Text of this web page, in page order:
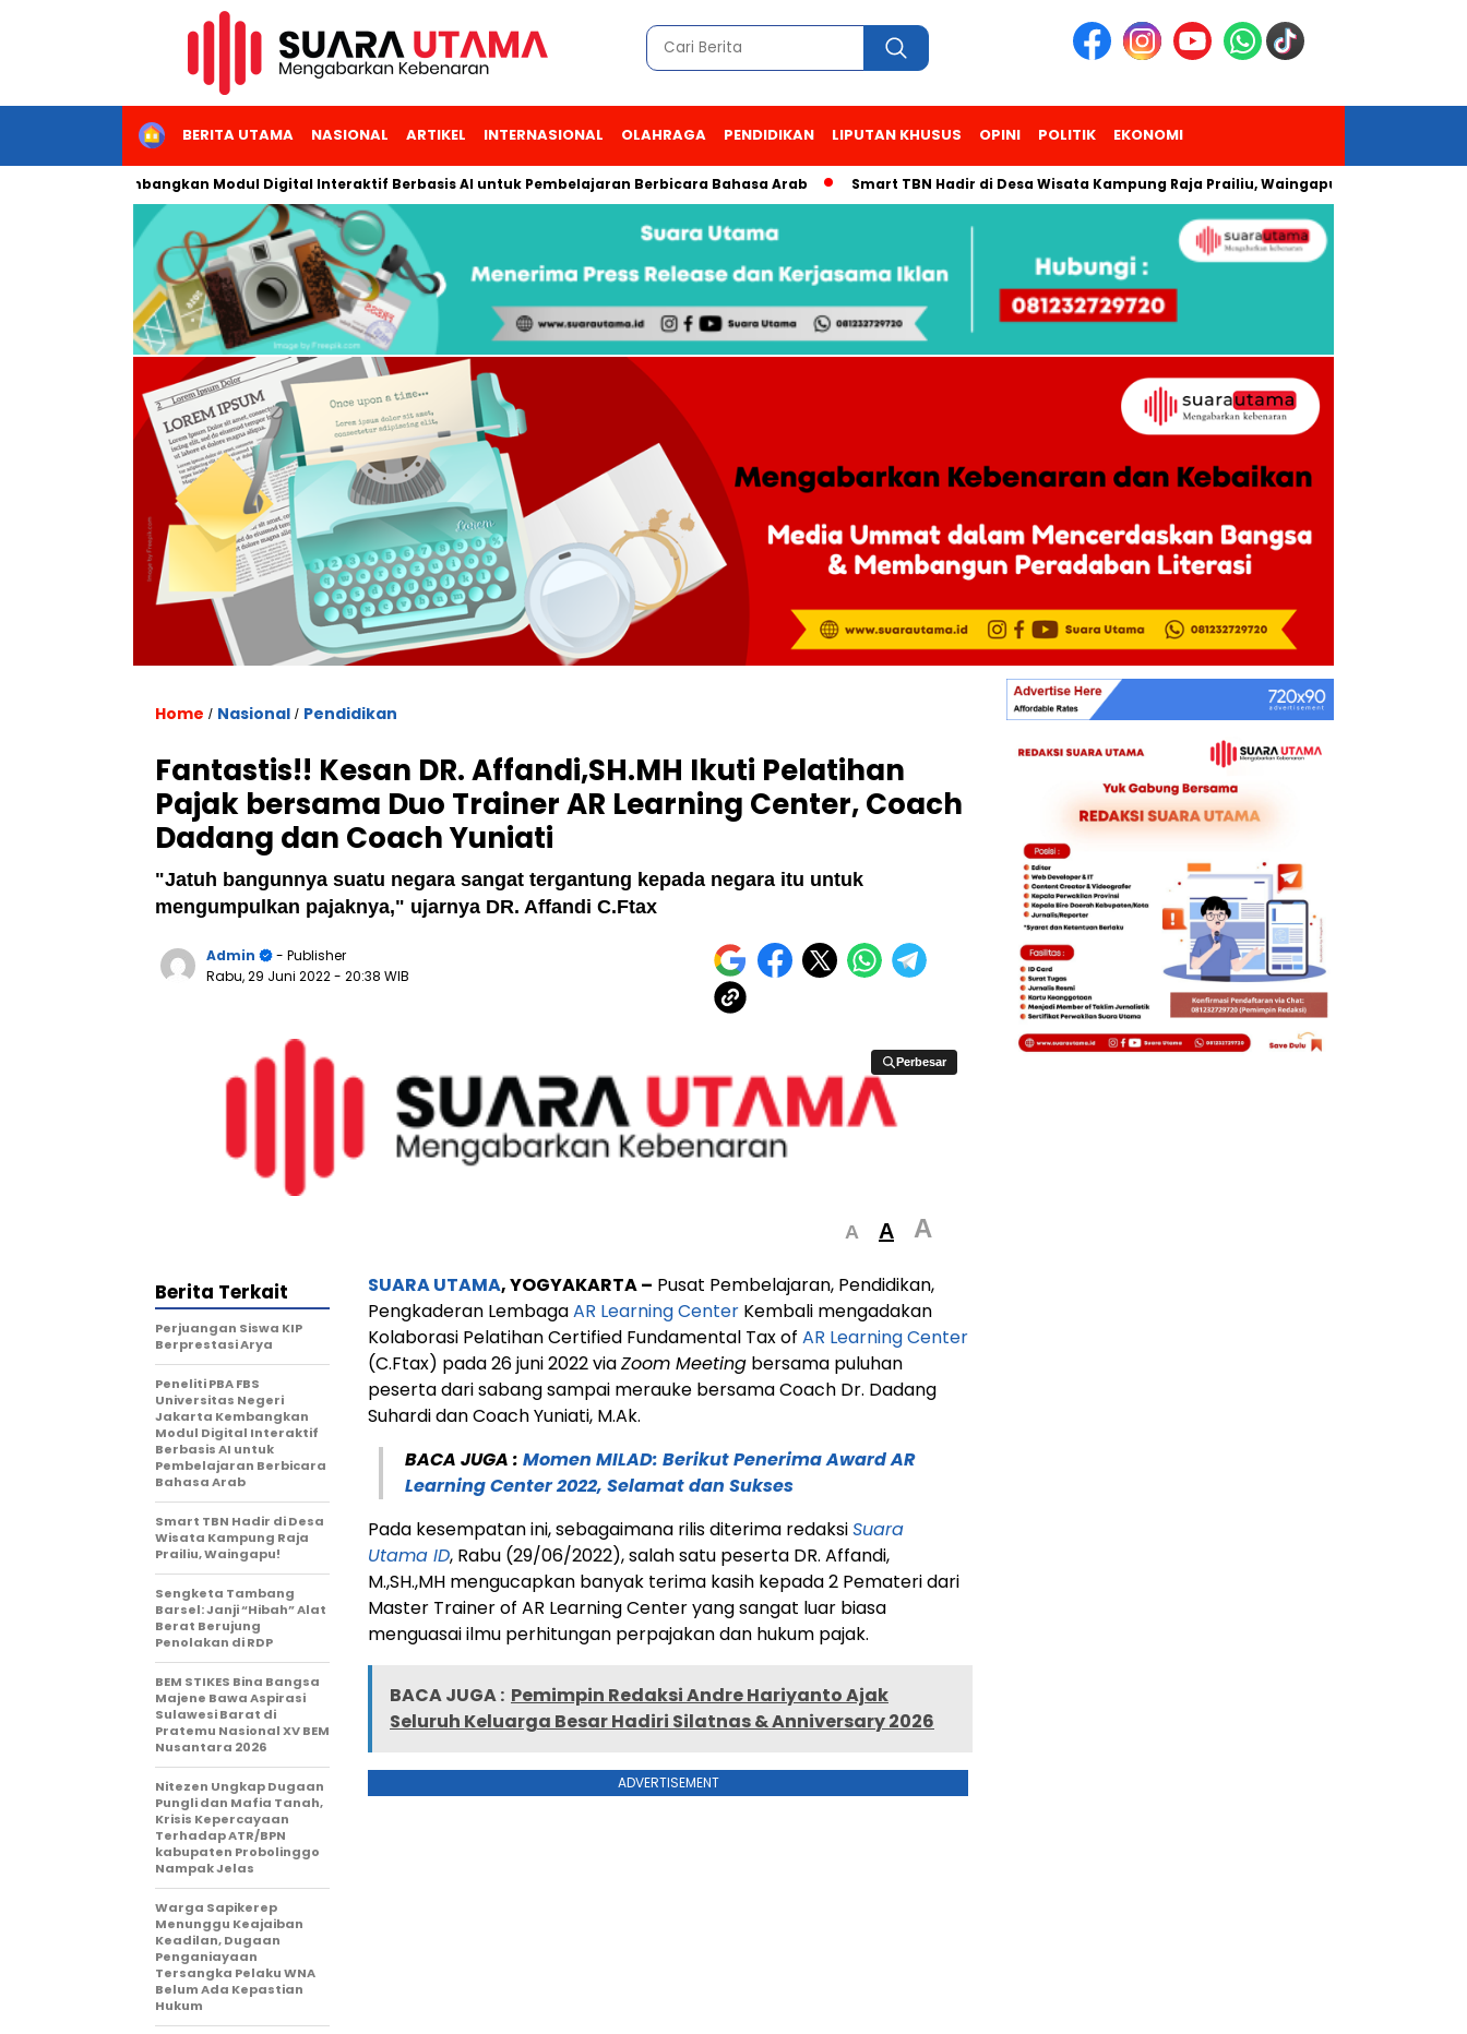
HOMEBERITA UTAMA NASIONAL ARTIKEL INTERNASIONAL OLAHRAGA PENDIDIKAN LIPUTAN KHUSUS OPINI POLITIK EKONOMI
Jakarta Kembangkan Modul Digital Interaktif Berbasis AI untuk Pembelajaran Berbicara Bahasa Arab Smart TBN Hadir di Desa Wisata Kampung Raja Prailiu, Waingapu!
Home / Nasional / Pendidikan
Fantastis!! Kesan DR. Affandi,SH.MH Ikuti Pelatihan
Pajak bersama Duo Trainer AR Learning Center, Coach
Dadang dan Coach Yuniati
"Jatuh bangunnya suatu negara sangat tergantung kepada negara itu untuk
mengumpulkan pajaknya," ujarnya DR. Affandi C.Ftax
Admin
- Publisher
Rabu, 29 Juni 2022- 20:38 WIB
Perbesar
Perbesar
A A A
SUARA UTAMA, YOGYAKARTA – Pusat Pembelajaran, Pendidikan,
Pengkaderan LembagaAR Learning Center Kembali mengadakan
Kolaborasi Pelatihan Certified Fundamental Tax of AR Learning Center
(C.Ftax) pada 26 juni 2022 viaZoom Meeting bersama puluhan
peserta dari sabang sampai merauke bersama Coach Dr. Dadang
Suhardi dan Coach Yuniati, M.Ak.
BACA JUGA : Momen MILAD: Berikut Penerima Award AR
Learning Center 2022, Selamat dan Sukses
Pada kesempatan ini, sebagaimana rilis diterima redaksiSuara
Utama ID, Rabu (29/06/2022), salah satu peserta DR. Affandi,
M.,SH.,MH mengucapkan banyak terima kasih kepada 2 Pemateri dari
Master Trainer of AR Learning Center yang sangat luar biasa
menguasai ilmu perhitungan perpajakan dan hukum pajak.
BACA JUGA : Pemimpin Redaksi Andre Hariyanto Ajak
Seluruh Keluarga Besar Hadiri Silatnas & Anniversary 2026
ADVERTISEMENT
Berita Terkait
Perjuangan Siswa KIP
Berprestasi Arya
Peneliti PBA FBS
Universitas Negeri
Jakarta Kembangkan
Modul Digital Interaktif
Berbasis AI untuk
Pembelajaran Berbicara
Bahasa Arab
Smart TBN Hadir di Desa
Wisata Kampung Raja
Prailiu, Waingapu!
Sengketa Tambang
Barsel: Janji “Hibah” Alat
Berat Berujung
Penolakan di RDP
BEM STIKES Bina Bangsa
Majene Bawa Aspirasi
Sulawesi Barat di
Pratemu Nasional XV BEM
Nusantara 2026
Nitezen Ungkap Dugaan
Pungli dan Mafia Tanah,
Krisis Kepercayaan
Terhadap ATR/BPN
kabupaten Probolinggo
Nampak Jelas
Warga Sapikerep
Menunggu Keajaiban
Keadilan, Dugaan
Penganiayaan
Tersangka Pelaku WNA
Belum Ada Kepastian
Hukum